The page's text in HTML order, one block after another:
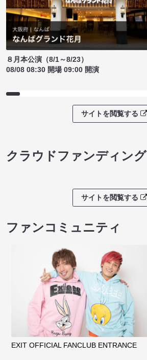
８月本公演（8/1～8/23）
08/08 08:30 開場 09:00 開演
サイトを閲覧する
クラウドファンディング
サイトを閲覧する
ファンコミュニティ
EXIT OFFICIAL FANCLUB ENTRANCE